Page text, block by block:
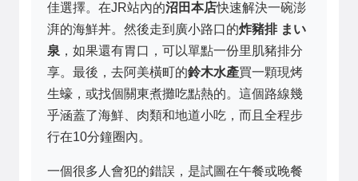
佳選擇。在JR站內的沼田本店快速解決一碗澎
湃的海鮮丼。然後走到廣小路口的炸豬排 まい
泉 ，如果還有胃口，可以單點一份里肌豬排分
享。最後，去阿美橫町的鈴木水產買一顆現烤
生蠔，或找個關東煮攤吃點熱的。這個路線幾
乎涵蓋了海鮮、肉類和地道小吃，而且全程步
行在10分鐘圈內。
一個很多人會犯的錯誤，是試圖在午餐或晚餐